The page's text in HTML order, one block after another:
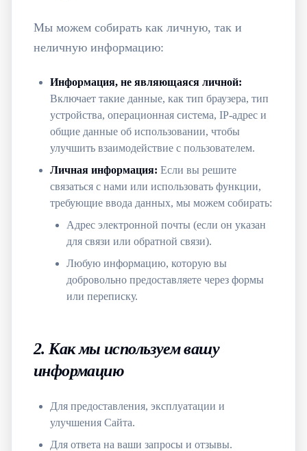
Мы можем собирать как личную, так и
неличную информацию:
Информация, не являющаяся личной:
Включает такие данные, как тип браузера, тип
устройства, операционная система, IP-адрес и
общие данные об использовании, чтобы
улучшить взаимодействие с пользователем.
Личная информация: Если вы решите
связаться с нами или использовать функции,
требующие ввода данных, мы можем собирать:
Адрес электронной почты (если он указан
для связи или обратной связи).
Любую информацию, которую вы
добровольно предоставляете через формы
или переписку.
2. Как мы используем вашу
информацию
Для предоставления, эксплуатации и
улучшения Сайта.
Для ответа на ваши запросы и отзывы.